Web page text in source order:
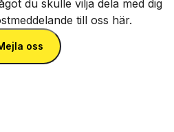
du skulle vilja dela med dig
till oss här.
oss